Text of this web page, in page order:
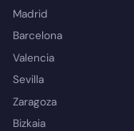
Madrid
Barcelona
Valencia
Sevilla
Zaragoza
Bizkaia